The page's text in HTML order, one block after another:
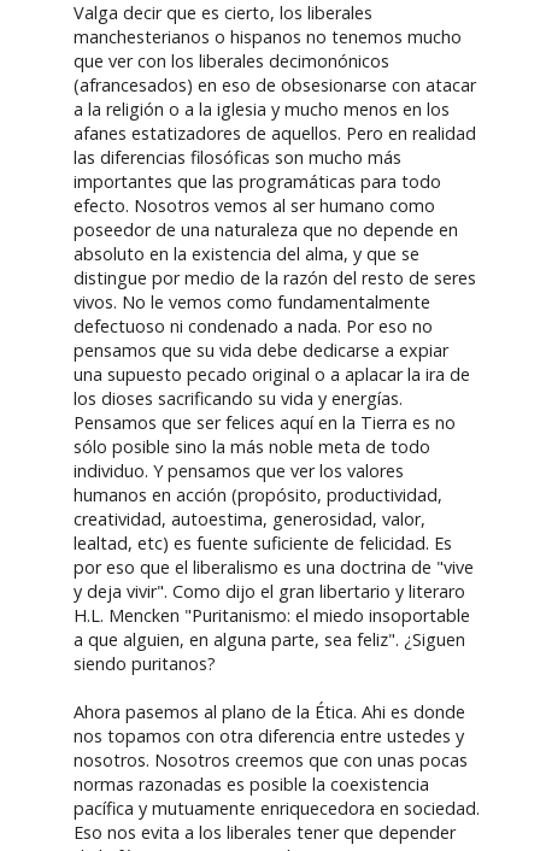
Valga decir que es cierto, los liberales
manchesterianos o hispanos no tenemos mucho
que ver con los liberales decimonónicos
(afrancesados) en eso de obsesionarse con atacar
a la religión o a la iglesia y mucho menos en los
afanes estatizadores de aquellos. Pero en realidad
las diferencias filosóficas son mucho más
importantes que las programáticas para todo
efecto. Nosotros vemos al ser humano como
poseedor de una naturaleza que no depende en
absoluto en la existencia del alma, y que se
distingue por medio de la razón del resto de seres
vivos. No le vemos como fundamentalmente
defectuoso ni condenado a nada. Por eso no
pensamos que su vida debe dedicarse a expiar
una supuesto pecado original o a aplacar la ira de
los dioses sacrificando su vida y energías.
Pensamos que ser felices aquí en la Tierra es no
sólo posible sino la más noble meta de todo
individuo. Y pensamos que ver los valores
humanos en acción (propósito, productividad,
creatividad, autoestima, generosidad, valor,
lealtad, etc) es fuente suficiente de felicidad. Es
por eso que el liberalismo es una doctrina de "vive
y deja vivir". Como dijo el gran libertario y literaro
H.L. Mencken "Puritanismo: el miedo insoportable
a que alguien, en alguna parte, sea feliz". ¿Siguen
siendo puritanos?
Ahora pasemos al plano de la Ética. Ahi es donde
nos topamos con otra diferencia entre ustedes y
nosotros. Nosotros creemos que con unas pocas
normas razonadas es posible la coexistencia
pacífica y mutuamente enriquecedora en sociedad.
Eso nos evita a los liberales tener que depender